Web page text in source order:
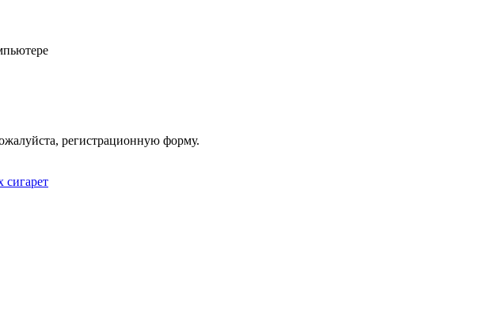
регистрационную форму.
сигарет